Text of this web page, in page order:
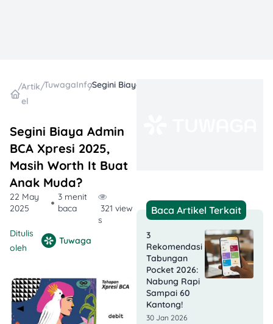
/Artik
el
/TuwagaInfo
/
Segini Biaya Admin
BCA Xpresi 2025,
Masih Worth It Buat
Anak Muda?
22 May
2025
3 menit
baca
321 view
s
Ditulis
oleh
Tuwaga
Baca Artikel Terkait
3
Rekomendasi
Tabungan
Pocket 2026:
Nabung Rapi
Sampai 60
Kantong!
30 Jan 2026